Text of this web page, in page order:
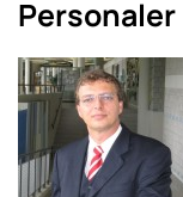
Personaler